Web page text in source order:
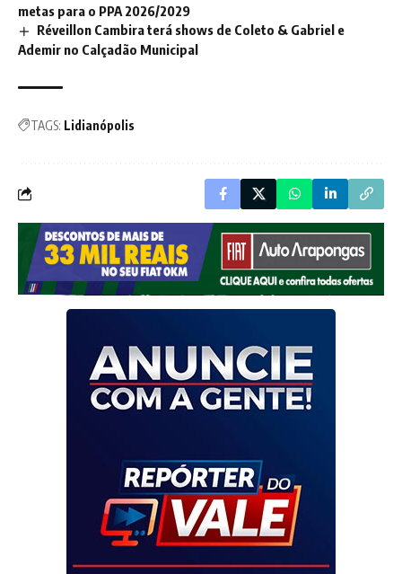
metas para o PPA 2026/2029
Réveillon Cambira terá shows de Coleto & Gabriel e
Ademir no Calçadão Municipal
TAGS: Lidianópolis